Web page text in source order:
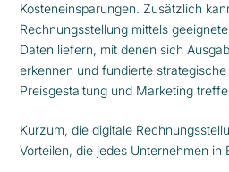
Kosteneinsparungen. Zusätzlich
Rechnungsstellung mittels
Daten liefern, mit denen sich
erkennen und fundierte
Preisgestaltung und Marketing
Kurzum, die digitale
Vorteilen, die jedes Unternehmen in